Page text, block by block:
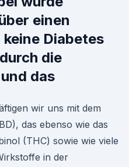
einen
Diabetes
die
das
wir uns mit dem
das ebenso wie das
(THC) sowie wie viele
in der